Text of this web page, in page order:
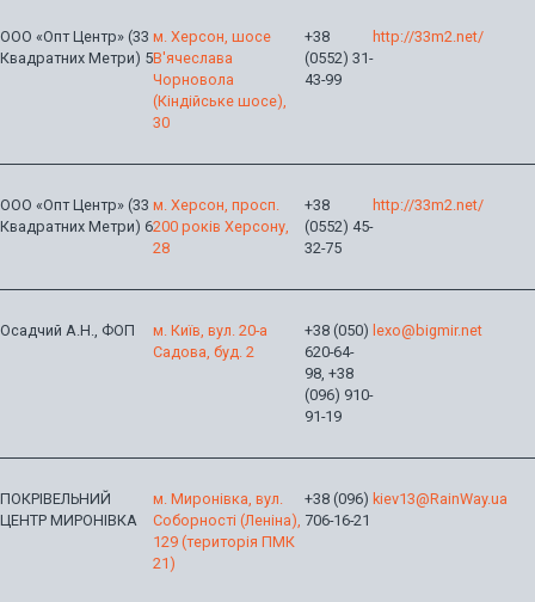
ООО «Опт Центр» (33
Квадратних Метри) 5
м. Херсон, шосе
В'ячеслава
Чорновола
(Кіндійське шосе),
30
+38
(0552) 31-
43-99
http://33m2.net/
ООО «Опт Центр» (33
Квадратних Метри) 6
м. Херсон, просп.
200 років Херсону,
28
+38
(0552) 45-
32-75
http://33m2.net/
Осадчий А.Н., ФОП
м. Київ, вул. 20-а
Садова, буд. 2
+38 (050)
620-64-
98, +38
(096) 910-
91-19
lexo@bigmir.net
ПОКРІВЕЛЬНИЙ
ЦЕНТР МИРОНІВКА
м. Миронівка, вул.
Соборності (Леніна),
129 (територія ПМК
21)
+38 (096)
706-16-21
kiev13@RainWay.ua